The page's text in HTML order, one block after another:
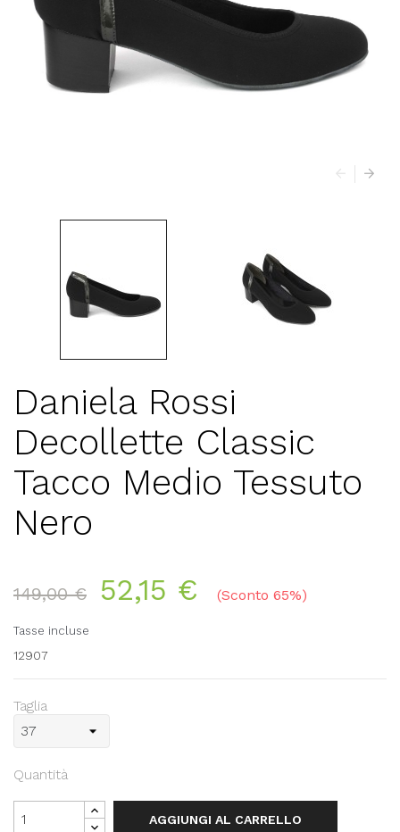
Daniela Rossi
Decollette Classic
Tacco Medio Tessuto
Nero
149,00 € 52,15 € Sconto 65%
Tasse incluse
12907
Taglia
Quantità
AGGIUNGI AL CARRELLO